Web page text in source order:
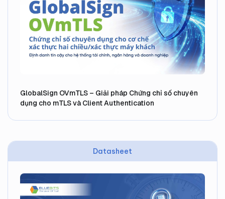
GlobalSign OVmTLS – Giải pháp Chứng chỉ số chuyên
dụng cho mTLS và Client Authentication
Datasheet